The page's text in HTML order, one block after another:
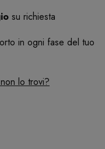
su richiesta
in ogni fase del tuo
lo trovi?